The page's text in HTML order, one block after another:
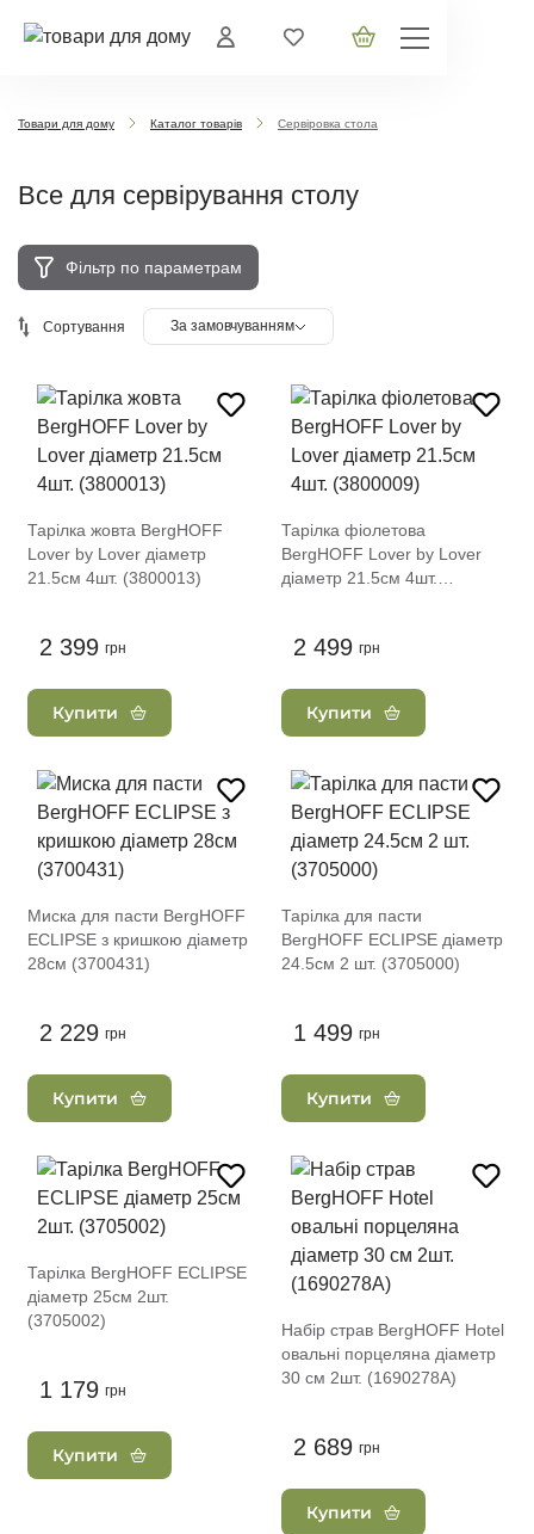
Товари для дому Каталог товарів Сервіровка стола
Все для сервірування столу
Фільтр по параметрам
Сортування За замовчуванням
Тарілка жовта BergHOFF
Lover by Lover діаметр
21.5см 4шт. (3800013)
2 399 грн
Купити
Тарілка фіолетова
BergHOFF Lover by Lover
діаметр 21.5см 4шт.
2 499 грн
Купити
Миска для пасти BergHOFF
ECLIPSE з кришкою діаметр
28см (3700431)
2 229 грн
Купити
Тарілка для пасти
BergHOFF ECLIPSE діаметр
24.5см 2 шт. (3705000)
1 499 грн
Купити
Тарілка BergHOFF ECLIPSE
діаметр 25см 2шт.
(3705002)
1 179 грн
Купити
Набір страв BergHOFF Hotel
овальні порцеляна діаметр
30 см 2шт. (1690278A)
2 689 грн
Купити